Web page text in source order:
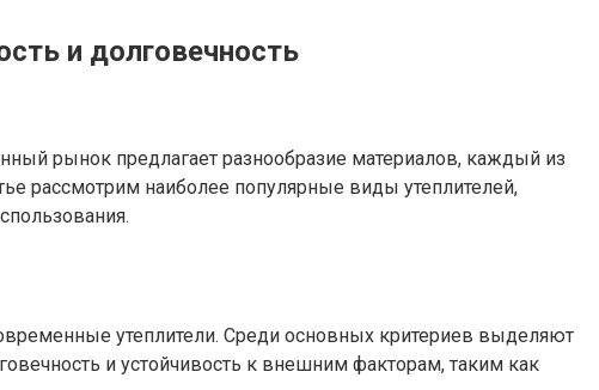
и долговечность
рынок предлагает разнообразие материалов, каждый из
рассмотрим наиболее популярные виды утеплителей,
утеплители. Среди основных критериев выделяют
и устойчивость к внешним факторам, таким как